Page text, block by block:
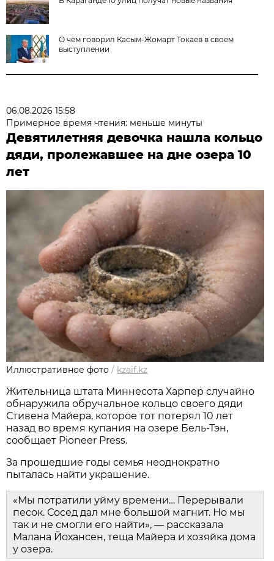
О чем говорил Касым-Жомарт Токаев в своем
выступлении
06.08.2026 15:58
Примерное время чтения: меньше минуты
Девятилетняя девочка нашла кольцо
дяди, пролежавшее на дне озера 10
лет
Иллюстративное фото / kzaif.kz
Жительница штата Миннесота Харпер случайно
обнаружила обручальное кольцо своего дяди
Стивена Майера, которое тот потерял 10 лет
назад во время купания на озере Бель-Тэн,
сообщает Pioneer Press.
За прошедшие годы семья неоднократно
пыталась найти украшение.
«Мы потратили уйму времени… Перерывали
песок. Сосед дал мне большой магнит. Но мы
так и не смогли его найти», — рассказала
Малана Йохансен, теща Майера и хозяйка дома
у озера.